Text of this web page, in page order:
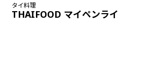
タイ料理
THAIFOOD マイペンライ